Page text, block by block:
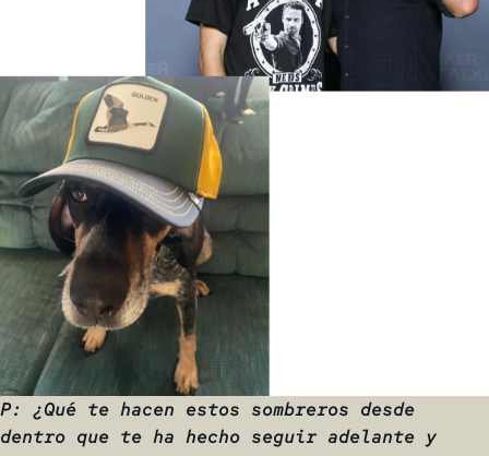
P: ¿Qué te hacen estos sombreros desde
dentro que te ha hecho seguir adelante y